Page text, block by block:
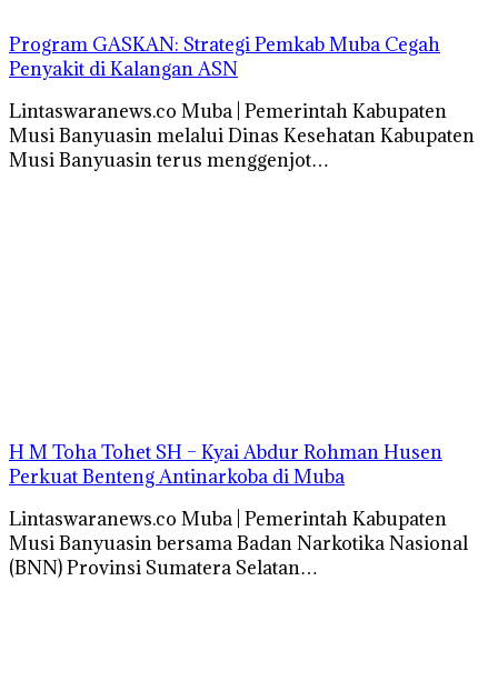
Program GASKAN: Strategi Pemkab Muba Cegah
Penyakit di Kalangan ASN
Lintaswaranews.co Muba | Pemerintah Kabupaten
Musi Banyuasin melalui Dinas Kesehatan Kabupaten
Musi Banyuasin terus menggenjot…
H M Toha Tohet SH – Kyai Abdur Rohman Husen
Perkuat Benteng Antinarkoba di Muba
Lintaswaranews.co Muba | Pemerintah Kabupaten
Musi Banyuasin bersama Badan Narkotika Nasional
(BNN) Provinsi Sumatera Selatan…